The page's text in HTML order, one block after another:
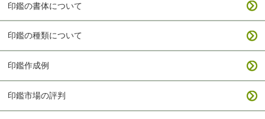
印鑑の書体について
印鑑の種類について
印鑑作成例
印鑑市場の評判